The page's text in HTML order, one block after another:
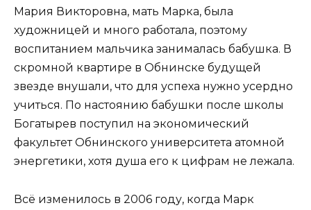
Мария Викторовна, мать Марка, была
художницей и много работала, поэтому
воспитанием мальчика занималась бабушка. В
скромной квартире в Обнинске будущей
звезде внушали, что для успеха нужно усердно
учиться. По настоянию бабушки после школы
Богатырев поступил на экономический
факультет Обнинского университета атомной
энергетики, хотя душа его к цифрам не лежала.
Всё изменилось в 2006 году, когда Марк